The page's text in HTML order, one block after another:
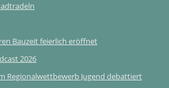
Bauzeit feierlich eröffnet
2026
Regionalwettbewerb Jugend debattiert